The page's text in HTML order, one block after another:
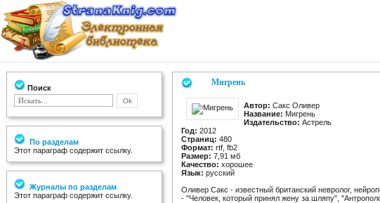
Поиск
По разделам
Этот параграф содержит ссылку.
Журналы по разделам
Этот параграф содержит ссылку.
Мигрень
Автор: Сакс Оливер
Название: Мигрень
Издательство: Астрель
Год: 2012
Страниц: 480
Формат: rtf, fb2
Размер: 7,91 мб
Качество: хорошее
Язык: русский
Оливер Сакс - известный британский невролог,
- "Человек, который принял жену за шляпу",